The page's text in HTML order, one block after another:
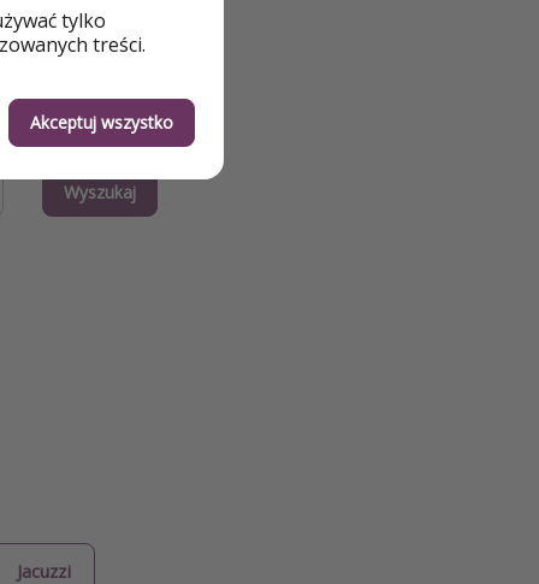
Wyszukaj
Jacuzzi
tylko
treści.
Akceptuj wszystko